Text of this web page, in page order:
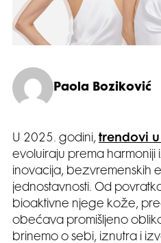
Paola Boziković
U 2025. godini, trendovi
evoluiraju prema harmoniji
inovacija, bezvremenskih
jednostavnosti. Od
bioaktivne njege kože,
obećava promišljeno
brinemo o sebi, iznutra i